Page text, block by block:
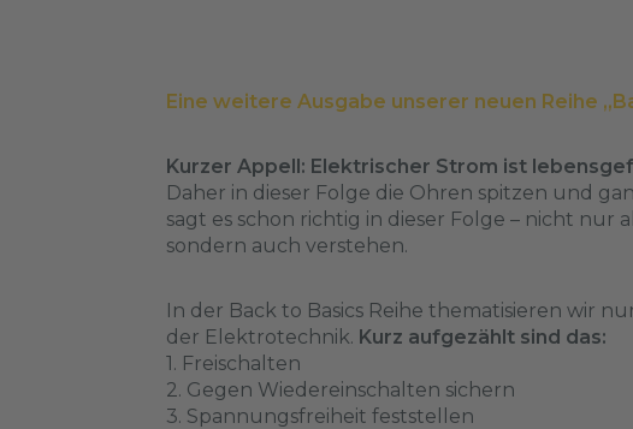
Eine weitere Ausgabe unserer neuen Reihe
Kurzer Appell: Elektrischer Strom ist
Daher in dieser Folge die Ohren spitzen und
sagt es schon richtig in dieser Folge – nicht nur
sondern auch verstehen.
In der Back to Basics Reihe thematisieren wir
der Elektrotechnik. Kurz aufgezählt sind das:
1. Freischalten
2. Gegen Wiedereinschalten sichern
3. Spannungsfreiheit feststellen